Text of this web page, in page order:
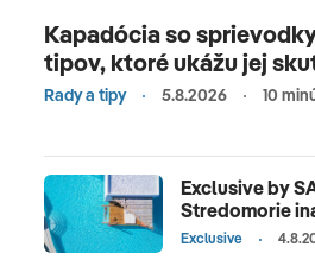
Kapadócia so
tipov, ktoré ukážu jej
Rady a tipy 5.8.2026 10
Exclusive by
Stredomorie
Exclusive